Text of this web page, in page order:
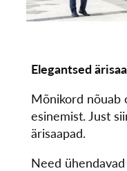
Elegantsed
Mõnikord nõuab
esinemist. Just
ärisaapad.
Need